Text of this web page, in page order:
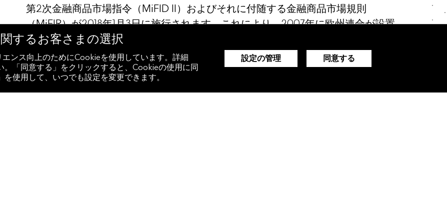
第2次金融商品市場指令（MiFID II）およびそれに付随する金融商品市場規則
（MiFIR）が2018年1月3日に施行されます。これにより、2007年に欧州連合が設置
した現行の枠組みが拡大されます。金融危機の発生と第1次金融商品市場指令
（MiFID I）以降の市場環境の変化を受けて、この新たな枠組みは、金融市場の透明
性を一段と高め競争をさらに促進すること、そして投資家保護の仕組みを拡充する
ことを目指しています。
するお客さまの選択
ンス向上のためにCookieを使用しています。詳細
「同意する」をクリックすると、Cookieの使用に同
使用して、いつでも設定を変更できます。
設定の管理 同意する